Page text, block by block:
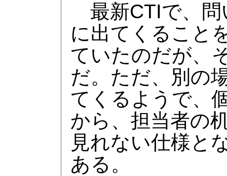
最新CTIで、問
に出てくること
ていたのだが、
だ。ただ、別の
てくるようで、
から、担当者の
見れない仕様と
ある。